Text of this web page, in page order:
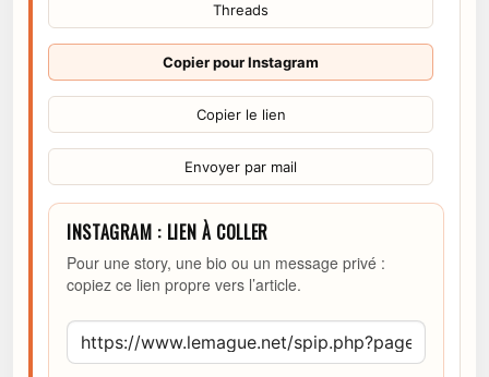
Threads
Copier pour Instagram
Copier le lien
Envoyer par mail
INSTAGRAM : LIEN À COLLER
Pour une story, une bio ou un message privé :
copiez ce lien propre vers l’article.